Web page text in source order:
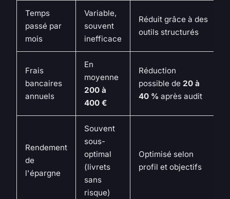
Temps
passé par
mois
Variable,
souvent
inefficace
Réduit grâce à des
outils structurés
Frais
bancaires
annuels
En
moyenne
200 à
400 €
Réduction
possible de 20 à
40 % après audit
Rendement
de
l'épargne
Souvent
sous-
optimal
(livrets
sans
risque)
Optimisé selon
profil et objectifs